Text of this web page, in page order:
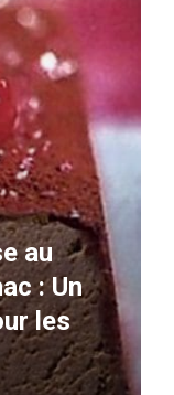
au
: Un
les